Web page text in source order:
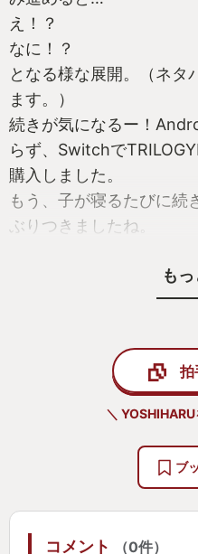
え！？
なに！？
となる様な展開。（ネタ
ます。）
続きが気になるー！
らず、Switchで
購入しました。
もう、子が寝るたびに
ぶりつきましたね。
い、隙間時間にピッタリ
話以外にも良かったとこ
これも好印象のポイント
すべての謎を解き明かす
くくり…。これはもう待
言いたいです。是非作っ
そんな手軽なのに奥深い
そしてこの作品をキッカ
間を作るようになりまし
も
拍
＼
ブ
コメント （0件）